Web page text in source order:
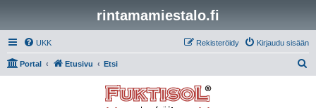
rintamamiestalo.fi
UKK Kirjaudu sisään
Rekisteröidy
Portal Etusivu Etsi